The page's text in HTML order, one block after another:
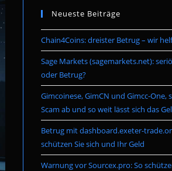
Neueste Beiträge
Chain4Coins: dreister Betrug – wir
Sage Markets (sagemarkets.net):
oder Betrug?
Gimcoinese, GimCN und Gimcc-One,
Scam ab und so weit lässt sich das
Betrug mit dashboard.exeter-
schützen Sie sich und Ihr Geld
Warnung vor Sourcex.pro: So